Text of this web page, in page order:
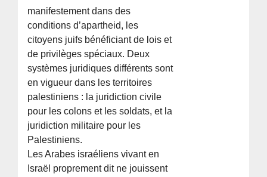
manifestement dans des
conditions d’apartheid, les
citoyens juifs bénéficiant de lois et
de privilèges spéciaux. Deux
systèmes juridiques différents sont
en vigueur dans les territoires
palestiniens : la juridiction civile
pour les colons et les soldats, et la
juridiction militaire pour les
Palestiniens.
Les Arabes israéliens vivant en
Israël proprement dit ne jouissent